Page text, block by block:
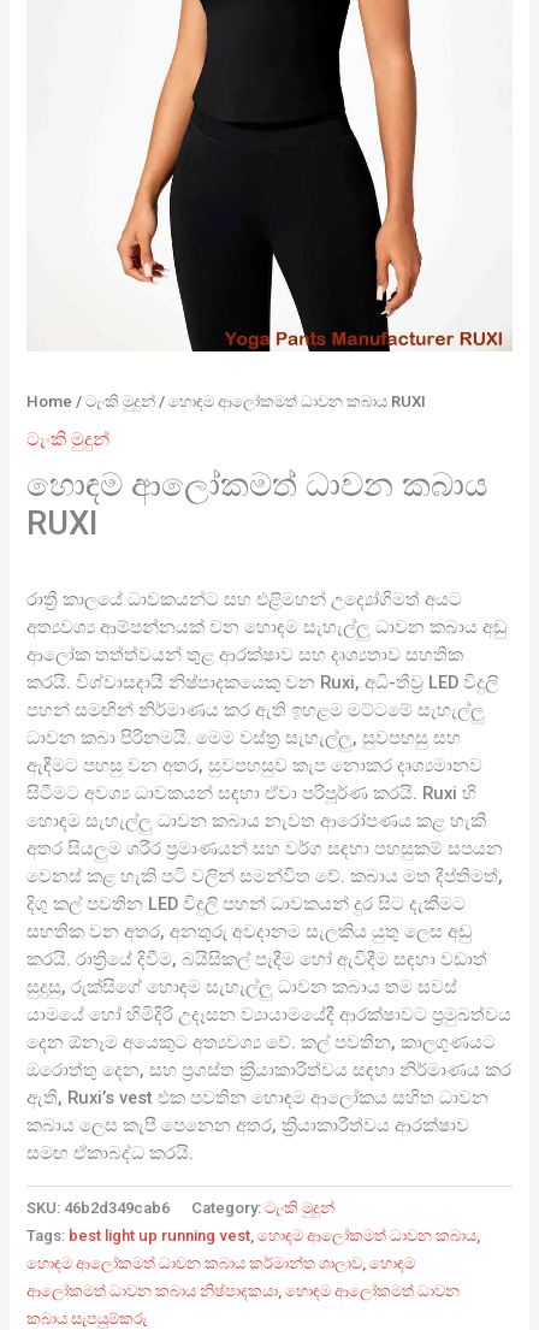
Home /ටැංකි මුදුන් / හොඳම ආලෝකමත් ධාවන කබාය RUXI
ටැංකි මුදුන්
හොඳම ආලෝකමත් ධාවන කබාය
RUXI
රාත්‍රී කාලයේ ධාවකයන්ට සහ එළිමහන් උද්‍යෝගිමත් අයට
අත්‍යවශ්‍ය ආම්පන්නයක් වන හොඳම සැහැල්ලු ධාවන කබාය අඩු
ආලෝක තත්ත්වයන් තුළ ආරක්ෂාව සහ දෘශ්‍යතාව සහතික
කරයි. විශ්වාසදායී නිෂ්පාදකයෙකු වන Ruxi, අධි-තීව්‍ර LED විදුලි
පහන් සමඟින් නිර්මාණය කර ඇති ඉහළම මට්ටමේ සැහැල්ලු
ධාවන කබා පිරිනමයි. මෙම වස්ත්‍ර සැහැල්ලු, සුවපහසු සහ
ඇඳීමට පහසු වන අතර, සුවපහසුව කැප නොකර දෘශ්‍යමානව
සිටීමට අවශ්‍ය ධාවකයන් සඳහා ඒවා පරිපූර්ණ කරයි. Ruxi හි
හොඳම සැහැල්ලු ධාවන කබාය නැවත ආරෝපණය කළ හැකි
අතර සියලුම ශරීර ප්‍රමාණයන් සහ වර්ග සඳහා පහසුකම් සපයන
වෙනස් කළ හැකි පටි වලින් සමන්විත වේ. කබාය මත දීප්තිමත්,
දිගු කල් පවතින LED විදුලි පහන් ධාවකයන් දුර සිට දැකීමට
සහතික වන අතර, අනතුරු අවදානම සැලකිය යුතු ලෙස අඩු
කරයි. රාත්‍රියේ දිවීම, බයිසිකල් පැදීම හෝ ඇවිදීම සඳහා වඩාත්
සුදුසු, රුක්සිගේ හොඳම සැහැල්ලු ධාවන කබාය තම සවස්
යාමයේ හෝ හිමිදිරි උදෑසන ව්‍යායාමයේදී ආරක්ෂාවට ප්‍රමුඛත්වය
දෙන ඕනෑම අයෙකුට අත්‍යවශ්‍ය වේ. කල් පවතින, කාලගුණයට
ඔරොත්තු දෙන, සහ ප්‍රශස්ත ක්‍රියාකාරිත්වය සඳහා නිර්මාණය කර
ඇති, Ruxi’s vest එක පවතින හොඳම ආලෝකය සහිත ධාවන
කබාය ලෙස කැපී පෙනෙන අතර, ක්‍රියාකාරීත්වය ආරක්ෂාව
සමඟ ඒකාබද්ධ කරයි.
SKU: 46b2d349cab6 Category:ටැංකි මුදුන්
Tags: best light up running vest,හොඳම ආලෝකමත් ධාවන කබාය,
හොඳම ආලෝකමත් ධාවන කබාය කර්මාන්ත ශාලාව,හොඳම
ආලෝකමත් ධාවන කබාය නිෂ්පාදකයා,හොඳම ආලෝකමත් ධාවන
කබාය සැපයුම්කරු